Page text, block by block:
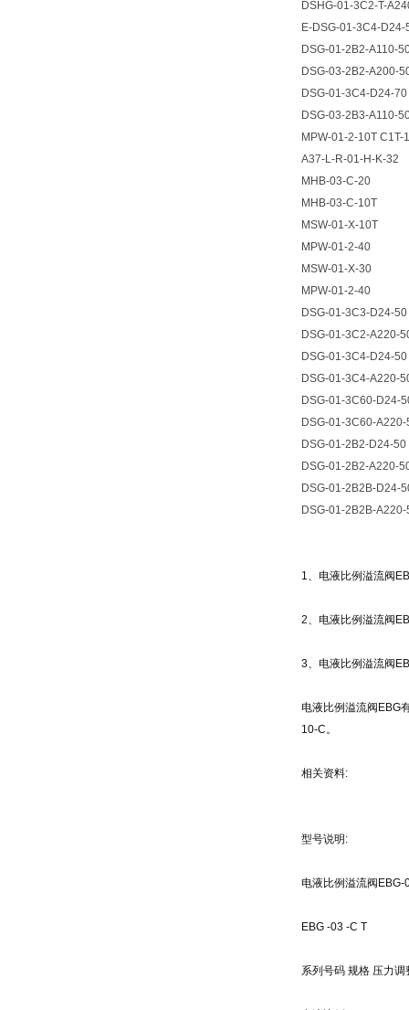
DSHG-01-3C2-T-
E-DSG-01-3C4-D24-
DSG-01-2B2-A110-
DSG-03-2B2-A200-
DSG-01-3C4-D24-70
DSG-03-2B3-A110-
MPW-01-2-10T C1T-
A37-L-R-01-H-K-32
MHB-03-C-20
MHB-03-C-10T
MSW-01-X-10T
MPW-01-2-40
MSW-01-X-30
MPW-01-2-40
DSG-01-3C3-D24-50
DSG-01-3C2-A220-
DSG-01-3C4-D24-50
DSG-01-3C4-A220-
DSG-01-3C60-D24-
DSG-01-3C60-A220-
DSG-01-2B2-D24-50
DSG-01-2B2-A220-
DSG-01-2B2B-D24-
DSG-01-2B2B-A220-
1、电液比例溢流阀
2、电液比例溢流阀
3、电液比例溢流阀
电液比例溢流阀 EBG
10-C。
相关资料:
型号说明 :
电液比例溢流阀 EBG-
EBG -03 -C T
系列号码 规格 压力调